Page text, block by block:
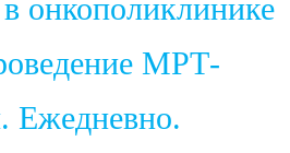
онкополиклинике
МРТ-
Ежедневно.